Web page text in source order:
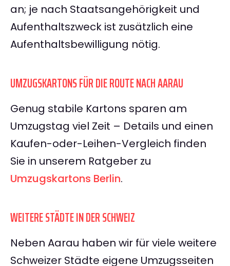
an; je nach Staatsangehörigkeit und
Aufenthaltszweck ist zusätzlich eine
Aufenthaltsbewilligung nötig.
UMZUGSKARTONS FÜR DIE ROUTE NACH AARAU
Genug stabile Kartons sparen am
Umzugstag viel Zeit – Details und einen
Kaufen-oder-Leihen-Vergleich finden
Sie in unserem Ratgeber zu
Umzugskartons Berlin.
WEITERE STÄDTE IN DER SCHWEIZ
Neben Aarau haben wir für viele weitere
Schweizer Städte eigene Umzugsseiten